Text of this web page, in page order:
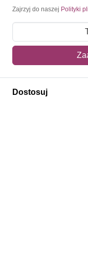
Moje konto
Mój koszyk
Adres dostawy
Polecamy
Zajrzyj do naszej Polityki
Dostosuj